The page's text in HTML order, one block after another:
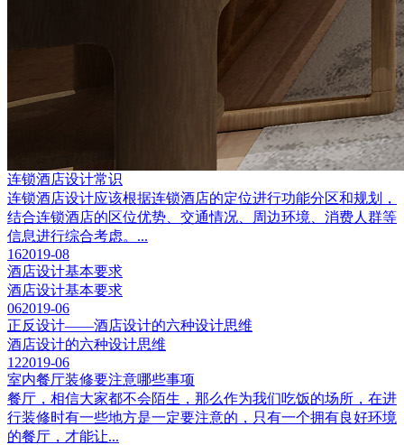
连锁酒店设计常识
连锁酒店设计应该根据连锁酒店的定位进行功能分区和规划，
结合连锁酒店的区位优势、交通情况、周边环境、消费人群等
信息进行综合考虑。...
162019-08
酒店设计基本要求
酒店设计基本要求
062019-06
正反设计——酒店设计的六种设计思维
酒店设计的六种设计思维
122019-06
室内餐厅装修要注意哪些事项
餐厅，相信大家都不会陌生，那么作为我们吃饭的场所，在进
行装修时有一些地方是一定要注意的，只有一个拥有良好环境
的餐厅，才能让...